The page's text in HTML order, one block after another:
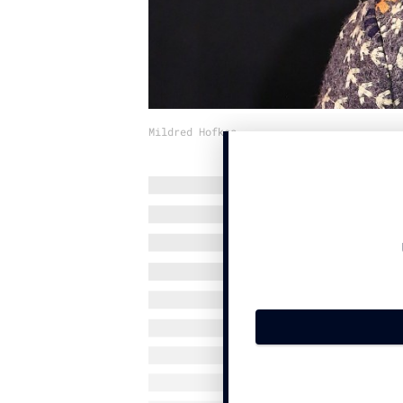
Mildred Hofkes